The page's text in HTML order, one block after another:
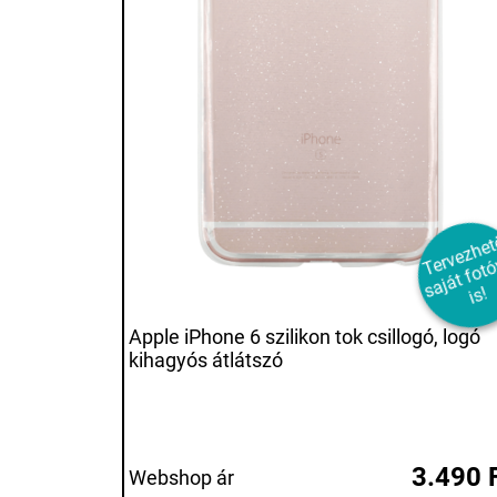
s!
Apple iPhone 6 szilikon tok csillogó, logó
kihagyós átlátszó
Webshop ár 3.490